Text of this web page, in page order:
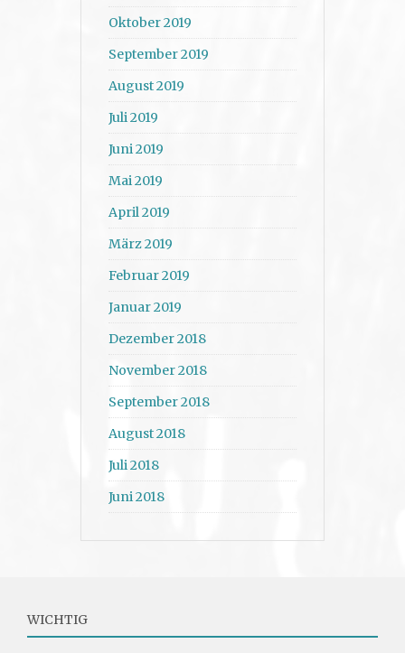
Oktober 2019
September 2019
August 2019
Juli 2019
Juni 2019
Mai 2019
April 2019
März 2019
Februar 2019
Januar 2019
Dezember 2018
November 2018
September 2018
August 2018
Juli 2018
Juni 2018
WICHTIG